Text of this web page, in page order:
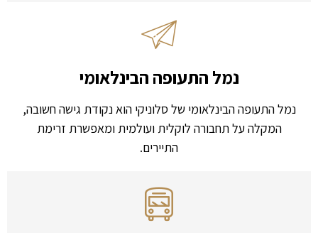
נמל התעופה הבינלאומי
נמל התעופה הבינלאומי של סלוניקי הוא נקודת גישה חשובה,
המקלה על תחבורה לוקלית ועולמית ומאפשרת זרימת
התיירים.